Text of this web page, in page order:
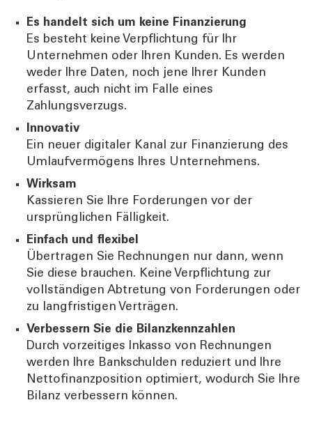
Es handelt sich um keine Finanzierung
Es besteht keine Verpflichtung für Ihr
Unternehmen oder Ihren Kunden. Es werden
weder Ihre Daten, noch jene Ihrer Kunden
erfasst, auch nicht im Falle eines
Zahlungsverzugs.
Innovativ
Ein neuer digitaler Kanal zur Finanzierung des
Umlaufvermögens Ihres Unternehmens.
Wirksam
Kassieren Sie Ihre Forderungen vor der
ursprünglichen Fälligkeit.
Einfach und flexibel
Übertragen Sie Rechnungen nur dann, wenn
Sie diese brauchen. Keine Verpflichtung zur
vollständigen Abtretung von Forderungen oder
zu langfristigen Verträgen.
Verbessern Sie die Bilanzkennzahlen
Durch vorzeitiges Inkasso von Rechnungen
werden Ihre Bankschulden reduziert und Ihre
Nettofinanzposition optimiert, wodurch Sie Ihre
Bilanz verbessern können.